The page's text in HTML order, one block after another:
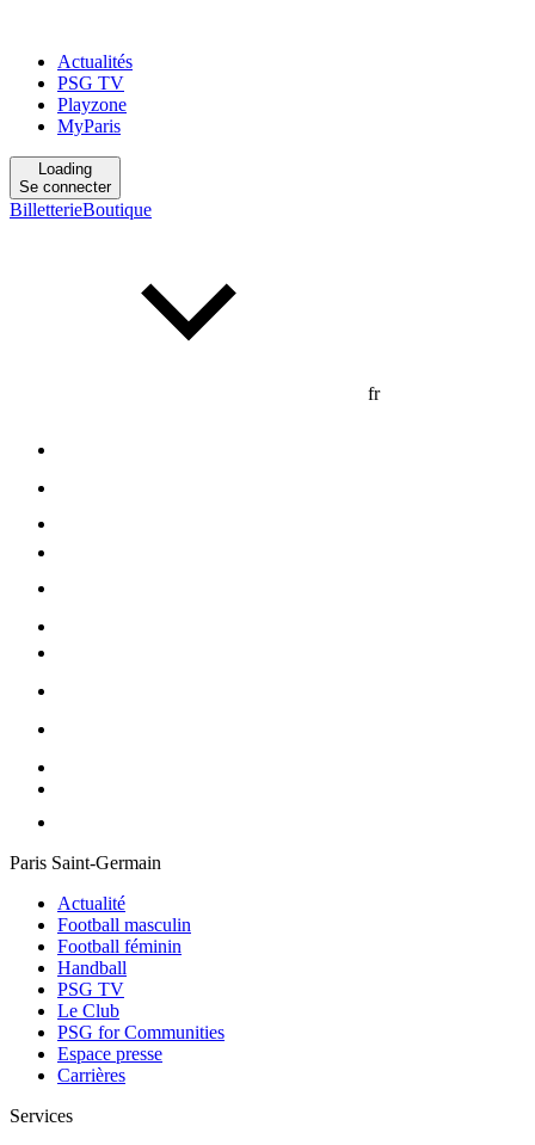
Actualités
PSG TV
Playzone
MyParis
Loading
Se connecter
BilletterieBoutique
fr
Paris Saint-Germain
Actualité
Football masculin
Football féminin
Handball
PSG TV
Le Club
PSG for Communities
Espace presse
Carrières
Services